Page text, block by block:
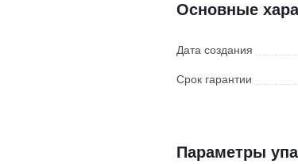
Основные
Дата создания
Срок гарантии
Параметры